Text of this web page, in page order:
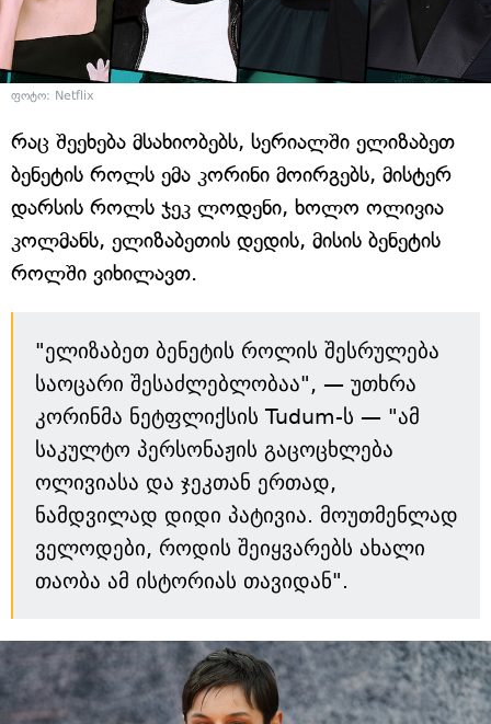
ფოტო: Netflix
რაც შეეხება მსახიობებს, სერიალში ელიზაბეთ
ბენეტის როლს ემა კორინი მოირგებს, მისტერ
დარსის როლს ჯეკ ლოდენი, ხოლო ოლივია
კოლმანს, ელიზაბეთის დედის, მისის ბენეტის
როლში ვიხილავთ.
"ელიზაბეთ ბენეტის როლის შესრულება
საოცარი შესაძლებლობაა", — უთხრა
კორინმა ნეტფლიქსის Tudum-ს — "ამ
საკულტო პერსონაჟის გაცოცხლება
ოლივიასა და ჯეკთან ერთად,
ნამდვილად დიდი პატივია. მოუთმენლად
ველოდები, როდის შეიყვარებს ახალი
თაობა ამ ისტორიას თავიდან".